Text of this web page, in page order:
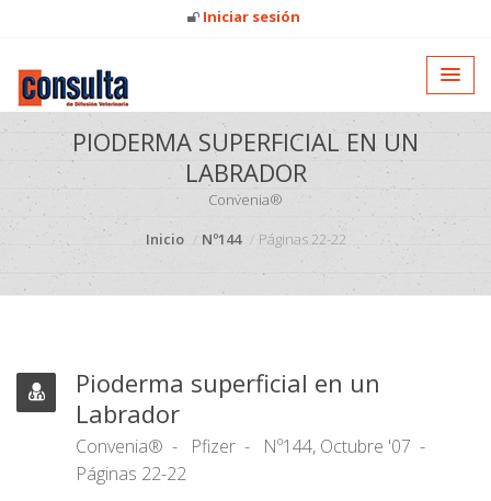
Iniciar sesión
PIODERMA SUPERFICIAL EN UN
LABRADOR
Convenia®
Inicio
Nº144 Páginas 22-22
Pioderma superficial en un
Labrador
Convenia® Pfizer
Nº144, Octubre '07
Páginas 22-22